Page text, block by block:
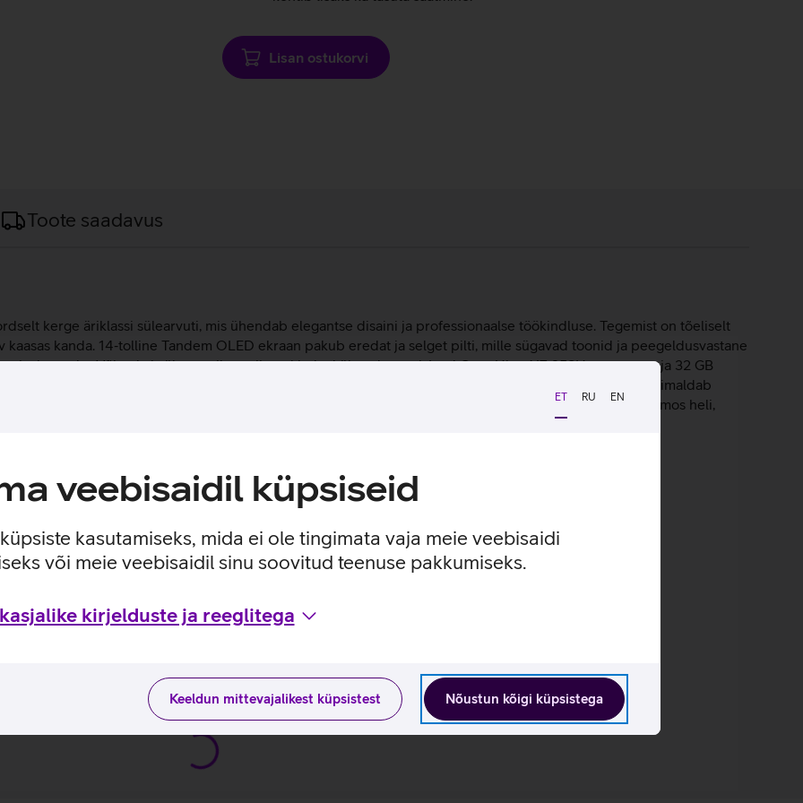
ET RU EN
veebisaidil küpsiseid
kasutamiseks, mida ei ole tingimata vaja meie veebisaidi
või meie veebisaidil sinu soovitud teenuse pakkumiseks.
kirjelduste ja reeglitega
Nõustun kõigi küpsistega
Keeldun mittevajalikest küpsistest
Lisan ostukorvi
Toote saadavus
kerge äriklassi sülearvuti, mis ühendab elegantse disaini ja professionaalse töökindluse. Tegemist on tõeliselt
kanda. 14‑tolline Tandem OLED ekraan pakub eredat ja selget pilti, mille sügavad toonid ja peegeldusvastane
sisuloomeks. Võimekal sülearvutil on piisaval hulgal ühenduspesi, Intel Core Ultra X7 358H protsessor ja 32 GB
nutikas tehisintellekti‑kiirendus aitab muuta tööprotsessid sujuvamaks, parandab suhtlust ning võimaldab
saavutada. Kuue kõlariga helisüsteem pakub sügavat bassi, selgeid kõrgeid toone ja ruumilist Dolby Atmos heli,
töötab Microsoft Windows 11 Pro operatsioonisüsteemil, mis on ärikasutuseks sobivaim.
ekraan.
turvalisuse nii sisselogimisel kui arvuti kasutamise ajal.
ja kasutusviisidega tootja kodulehel
Ultra_EST